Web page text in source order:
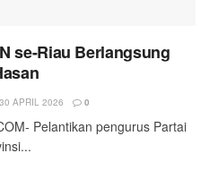
se-Riau Berlangsung
APRIL 2026 0
Pelantikan pengurus Partai